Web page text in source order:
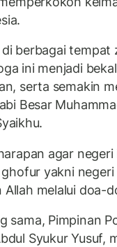
berbagai tempat
ini menjadi
serta semakin
Besar
agar
yakni negeri
melalui doa-
sama, Pimpinan
Syukur Yusuf,